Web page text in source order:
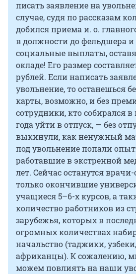
писать заявление на
случае, судя по рассказам
добился приема и. о.
в должности до фельдшера и
социальные выплаты,
окладе! Его размер
рублей. Если написать
увольнение, то останешься
карты, возможно, и без
сотрудники, кто собирался в
года уйти в отпуск, — без
выкинули, как ненужный
под увольнение попали
работавшие в экстренной
лет. Сейчас останутся
только окончившие
учащиеся 5–6-х курсов, а
количество работников из
зарубежья, которых в
огромных количествах
начальство (таджики,
африканцы). К сожалению,
можем повлиять на наши